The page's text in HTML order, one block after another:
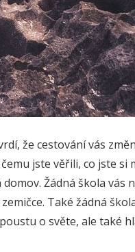
že cestování vás
jste věřili, co jste si
Žádná škola vás
Také žádná
o světe, ale také